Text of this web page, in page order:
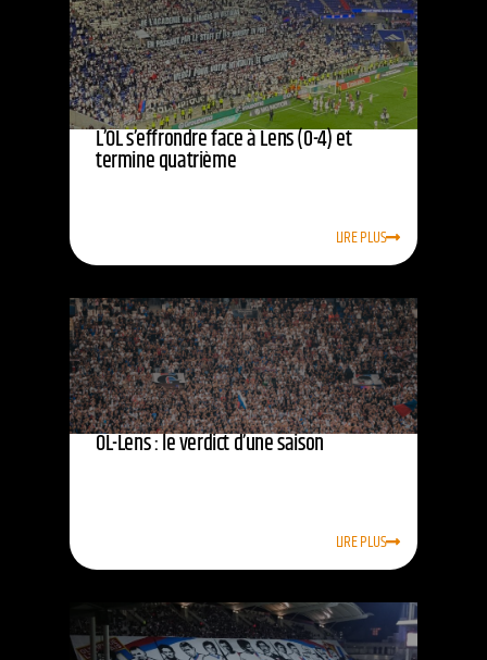
L’OL s’effrondre face à Lens (0-4) et
termine quatrième
LIRE PLUS
OL-Lens : le verdict d’une saison
LIRE PLUS